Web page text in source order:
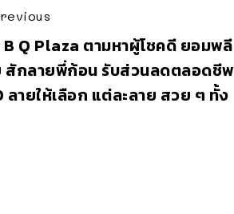
B Q Plaza ตามหาผู้โชคดี ยอมพลี
สักลายพี่ก้อน รับส่วนลดตลอดชีพ
ลายให้เลือก แต่ละลาย สวย ๆ ทั้ง